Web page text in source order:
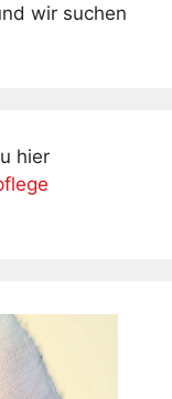
wir suchen
hier